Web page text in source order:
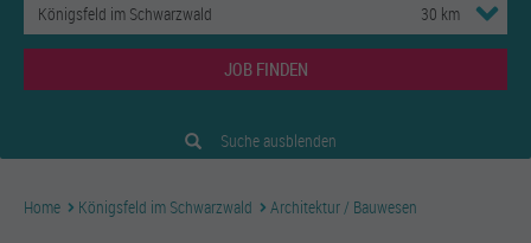
JOB FINDEN
Suche ausblenden
Home Königsfeld im Schwarzwald Architektur / Bauwesen